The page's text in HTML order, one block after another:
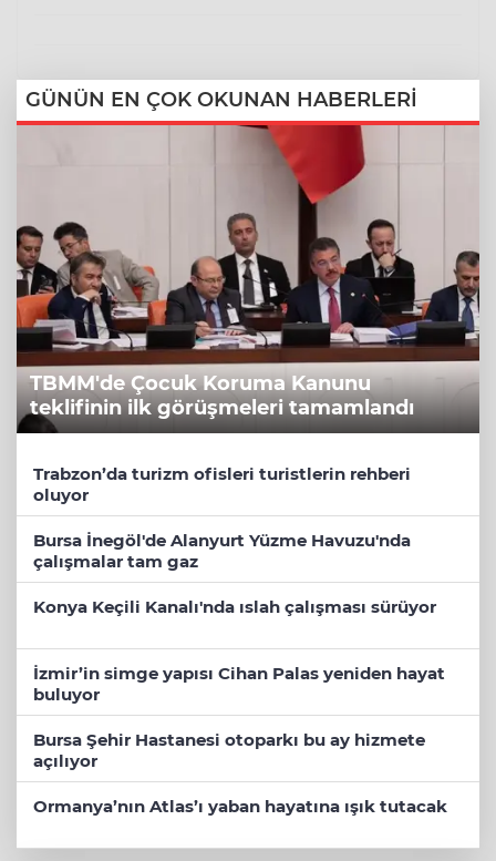
GÜNÜN EN ÇOK OKUNAN HABERLERİ
TBMM'de Çocuk Koruma Kanunu
teklifinin ilk görüşmeleri tamamlandı
Trabzon’da turizm ofisleri turistlerin rehberi
oluyor
Bursa İnegöl'de Alanyurt Yüzme Havuzu'nda
çalışmalar tam gaz
Konya Keçili Kanalı'nda ıslah çalışması sürüyor
İzmir’in simge yapısı Cihan Palas yeniden hayat
buluyor
Bursa Şehir Hastanesi otoparkı bu ay hizmete
açılıyor
Ormanya’nın Atlas’ı yaban hayatına ışık tutacak